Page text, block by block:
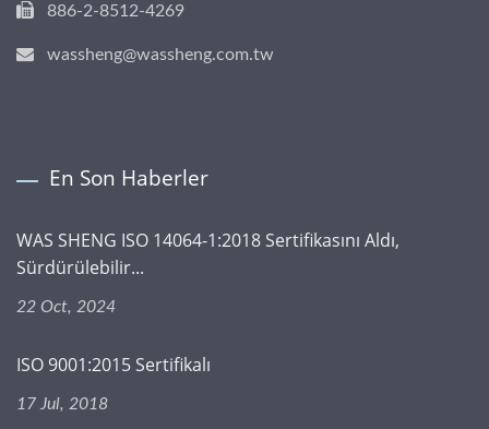
886-2-8512-4269
wassheng@wassheng.com.tw
En Son Haberler
WAS SHENG ISO 14064-1:2018 Sertifikasını Aldı,
Sürdürülebilir...
22 Oct, 2024
ISO 9001:2015 Sertifikalı
17 Jul, 2018